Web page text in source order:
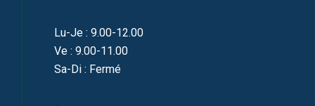
Lu-Je : 9.00-12.00
Ve : 9.00-11.00
Sa-Di : Fermé